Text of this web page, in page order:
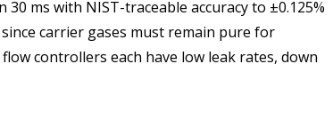
ms with NIST-traceable accuracy to ±0.125%
carrier gases must remain pure for
controllers each have low leak rates, down